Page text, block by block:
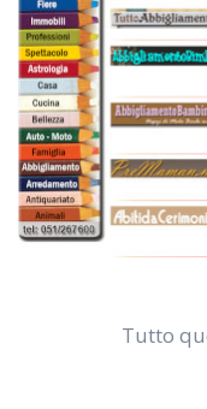
Tutto